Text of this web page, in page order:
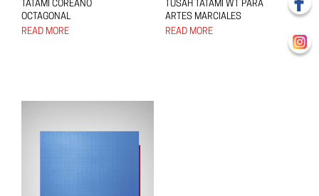
TATAMI COREANO
OCTAGONAL
READ MORE
TUSAH TATAMI WT PARA
ARTES MARCIALES
READ MORE